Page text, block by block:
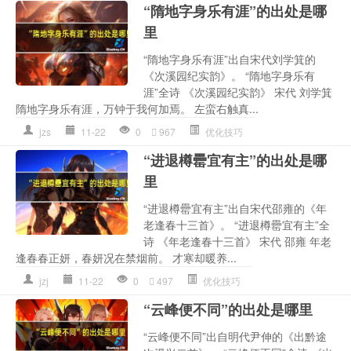
“隋地字身乐有涯”的出处是哪
里
“隋地字身乐有涯”出自宋代刘学箕的
《次溪园纪实韵》。 “隋地字身乐有
涯”全诗 《次溪园纪实韵》 宋代 刘学箕
隋地字身乐有涯，万钟于我何加焉。 左蛮右触真...
jzs 11-22 0 967 优化技巧
“进退樽罍宜有主”的出处是哪
里
“进退樽罍宜有主”出自宋代邵雍的《年
老逢春十三首》。 “进退樽罍宜有主”全
诗 《年老逢春十三首》 宋代 邵雍 年老
逢春春正妍，春妍况在禁烟前。 才寒却暖养...
jzj 11-22 0 497 优化技巧
“云峰便不同”的出处是哪里
“云峰便不同”出自明代尹伸的《出黔途